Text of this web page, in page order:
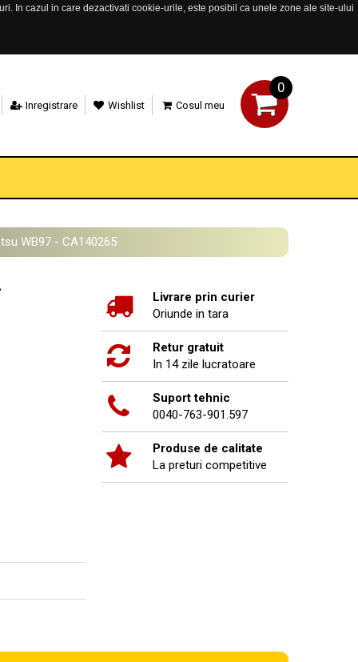
In cazul in care dezactivati cookie-urile, este posibil ca unele zone ale site-ului
0
Inregistrare Wishlist Cosul meu
WB97 - CA140265
Livrare prin curier
Oriunde in tara
Retur gratuit
In 14 zile lucratoare
Suport tehnic
0040-763-901.597
Produse de calitate
La preturi competitive